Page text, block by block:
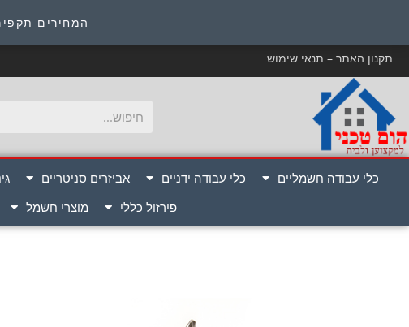
המחיריםכתובת : היוזמים 9
תקנון האתר – תנאי שימוש
כלי עבודה חשמליים כלי עבודה ידניים אביזרים סניטריים
פירזול כללי
מוצרי חשמל